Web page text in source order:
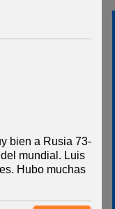
bien a Rusia 73-
mundial. Luis
Hubo muchas